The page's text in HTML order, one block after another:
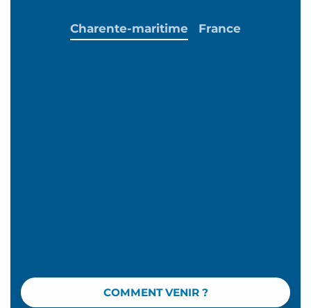
COMMENT VENIR ?
Charente-maritime France